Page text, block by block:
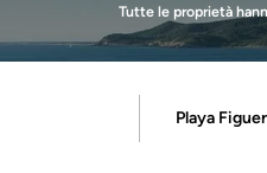
Tutte le proprietà